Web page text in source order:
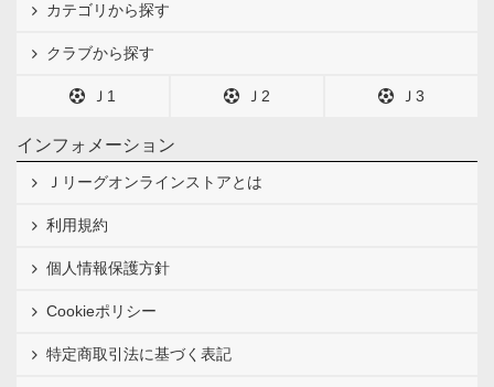
カテゴリから探す
クラブから探す
Ｊ1 Ｊ2 Ｊ3
インフォメーション
Ｊリーグオンラインストアとは
利用規約
個人情報保護方針
Cookieポリシー
特定商取引法に基づく表記